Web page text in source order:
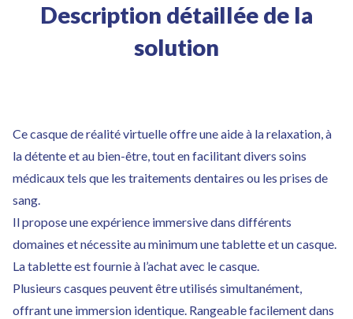
Description détaillée de la
solution
Ce casque de réalité virtuelle offre une aide à la relaxation, à
la détente et au bien-être, tout en facilitant divers soins
médicaux tels que les traitements dentaires ou les prises de
sang.
Il propose une expérience immersive dans différents
domaines et nécessite au minimum une tablette et un casque.
La tablette est fournie à l’achat avec le casque.
Plusieurs casques peuvent être utilisés simultanément,
offrant une immersion identique. Rangeable facilement dans